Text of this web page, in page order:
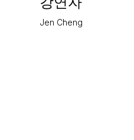
Jen Cheng